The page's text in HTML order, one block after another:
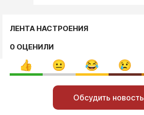
ЛЕНТА НАСТРОЕНИЯ
0 ОЦЕНИЛИ
Обсудить новость